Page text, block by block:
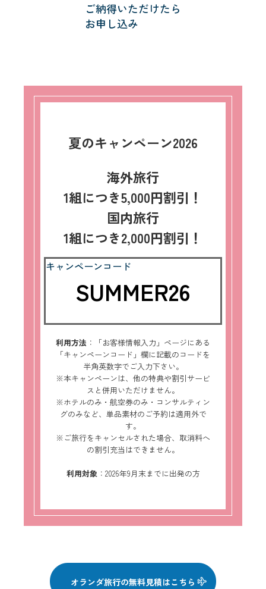
ご納得いただけたら
お申し込み
夏のキャンペーン2026
海外旅行
1組につき5,000円割引！
国内旅行
1組につき2,000円割引！
キャンペーンコード
SUMMER26
利用方法 ：「お客様情報入力」ページにある
「キャンペーンコード」欄に記載のコードを
半角英数字でご入力下さい。
※本キャンペーンは、他の特典や割引サービ
スと併用いただけません。
※ホテルのみ・航空券のみ・コンサルティン
グのみなど、単品素材のご予約は適用外で
す。
※ご旅行をキャンセルされた場合、取消料へ
の割引充当はできません。
利用対象：2026年9月末までに出発の方
オランダ旅行の無料見積はこちら